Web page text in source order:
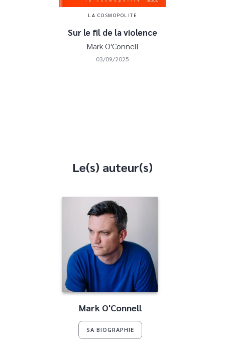
LA COSMOPOLITE
Sur le fil de la violence
Mark O'Connell
03/09/2025
Le(s) auteur(s)
Mark O'Connell
SA BIOGRAPHIE